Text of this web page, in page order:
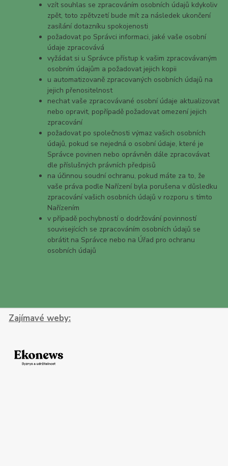
vzít souhlas se zpracováním osobních údajů kdykoliv
zpět, toto zpětvzetí bude mít za následek ukončení
zasílání dotazníku spokojenosti
požadovat po Správci informaci, jaké vaše osobní
údaje zpracovává
vyžádat si u Správce přístup k vašim zpracovávaným
osobním údajům a požadovat jejich kopii
u automatizovaně zpracovaných osobních údajů na
jejich přenositelnost
nechat vaše zpracovávané osobní údaje aktualizovat
nebo opravit, popřípadě požadovat omezení jejich
zpracování
požadovat po společnosti výmaz vašich osobních
údajů, pokud se nejedná o osobní údaje, které je
Správce povinen nebo oprávněn dále zpracovávat
dle příslušných právních předpisů
na účinnou soudní ochranu, pokud máte za to, že
vaše práva podle Nařízení byla porušena v důsledku
zpracování vašich osobních údajů v rozporu s tímto
Nařízením
v případě pochybností o dodržování povinností
souvisejících se zpracováním osobních údajů se
obrátit na Správce nebo na Úřad pro ochranu
osobních údajů
Zajímavé weby: